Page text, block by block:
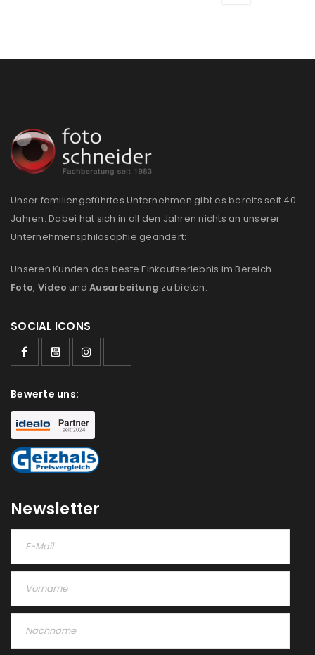
Unser familiengeführtes Unternehmen gibt es bereits seit 40
Jahren. Dabei hat sich in all den Jahren nichts an unserer
Unternehmensphilosophie geändert:
Unseren Kunden das beste Einkaufserlebnis im Bereich
Foto, Video und Ausarbeitung zu bieten.
SOCIAL ICONS
Bewerte uns:
Newsletter